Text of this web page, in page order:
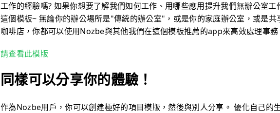
工作的經驗嗎? 如果你想要了解我們如何工作、用哪些應用提升我們無辦公室工
這個模板~ 無論你的辦公場所是"傳統的辦公室"，或是你的家庭辦公室，或是
咖啡店，你都可以使用Nozbe與其他我們在這個模板推薦的app來高效處理事務
請查看此模版
同樣可以分享你的體驗！
作為Nozbe用戶，你可以創建極好的項目模版，然後與別人分享。 優化自己的